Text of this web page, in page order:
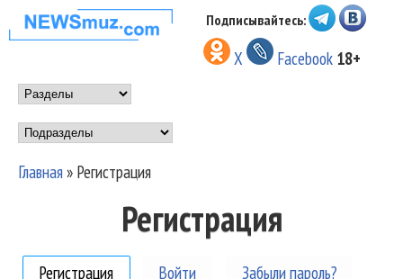
Перейти к основному
содержанию
НОВОСТИ
МУЗЫКИ И
ШОУ БИЗНЕСА
NEWSMUZ.COM
Подписывайтесь:
X Facebook 18+
Main menu
Подразделы
Главная» Регистрация
Регистрация
Регистрация (активная вкладка)
Войти Забыли пароль?